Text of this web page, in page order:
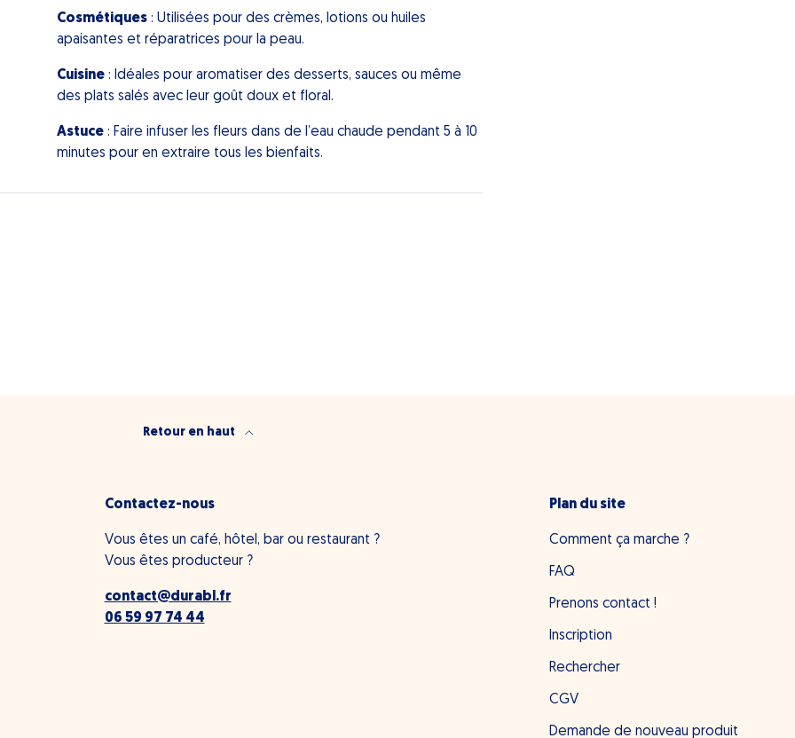
Cosmétiques : Utilisées pour des crèmes, lotions ou huiles
apaisantes et réparatrices pour la peau.
Cuisine : Idéales pour aromatiser des desserts, sauces ou même
des plats salés avec leur goût doux et floral.
Astuce : Faire infuser les fleurs dans de l’eau chaude pendant 5 à 10
minutes pour en extraire tous les bienfaits.
Retour en haut
Contactez-nous
Vous êtes un café, hôtel, bar ou restaurant ?
Vous êtes producteur ?
contact@durabl.fr
06 59 97 74 44
Plan du site
Comment ça marche ?
FAQ
Prenons contact !
Inscription
Rechercher
CGV
Demande de nouveau produit